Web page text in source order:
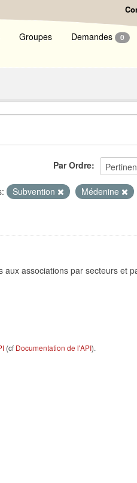
Groupes Demandes 0
Par Ordre
Subvention Médenine
associations par secteurs et
(cf Documentation de l'API).